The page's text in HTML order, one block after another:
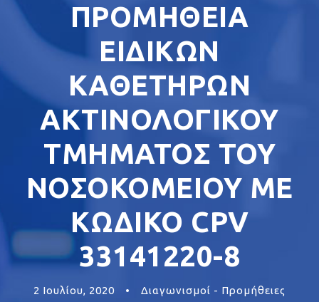
ΠΡΟΜΗΘΕΙΑ
EIΔΙΚΩΝ
ΚΑΘΕΤΗΡΩΝ
ΑΚΤΙΝΟΛΟΓΙΚΟΥ
ΤΜΗΜΑΤΟΣ ΤΟΥ
ΝΟΣΟΚΟΜΕΙΟΥ ΜΕ
ΚΩΔΙΚΟ CPV
33141220-8
2 Ιουλίου, 2020 • Διαγωνισμοί - Προμήθειες